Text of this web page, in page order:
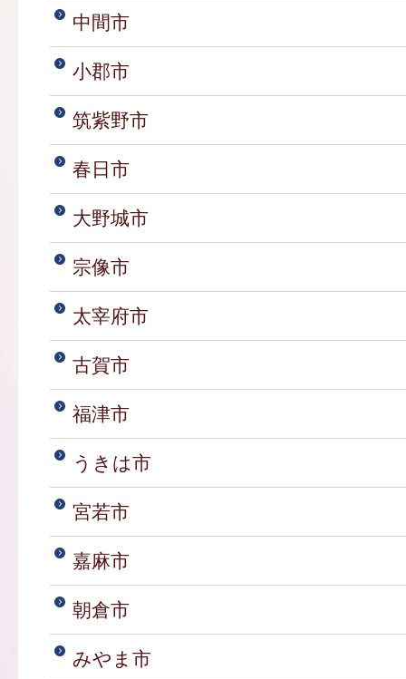
中間市
小郡市
筑紫野市
春日市
大野城市
宗像市
太宰府市
古賀市
福津市
うきは市
宮若市
嘉麻市
朝倉市
みやま市